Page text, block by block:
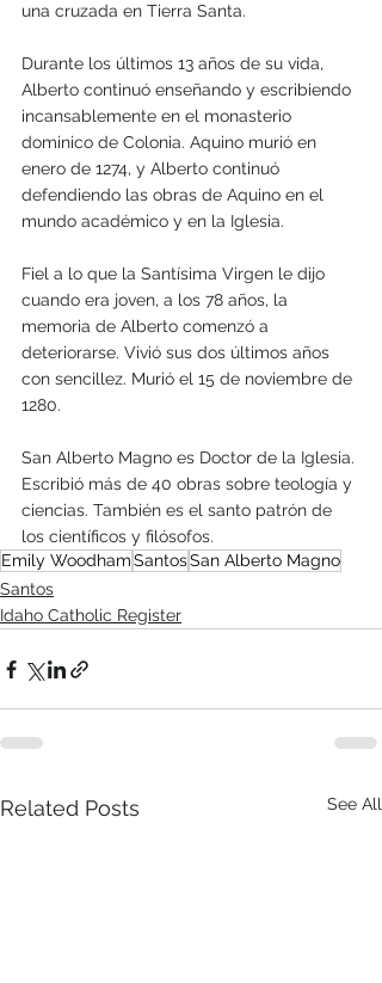
una cruzada en Tierra Santa.
Durante los últimos 13 años de su vida,
Alberto continuó enseñando y escribiendo
incansablemente en el monasterio
dominico de Colonia. Aquino murió en
enero de 1274, y Alberto continuó
defendiendo las obras de Aquino en el
mundo académico y en la Iglesia.
Fiel a lo que la Santísima Virgen le dijo
cuando era joven, a los 78 años, la
memoria de Alberto comenzó a
deteriorarse. Vivió sus dos últimos años
con sencillez. Murió el 15 de noviembre de
1280.
San Alberto Magno es Doctor de la Iglesia.
Escribió más de 40 obras sobre teología y
ciencias. También es el santo patrón de
los científicos y filósofos.
Emily WoodhamSantosSan Alberto Magno
Santos
Idaho Catholic Register
Related Posts See All